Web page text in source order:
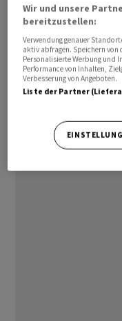
Der YouTube-CEO
Anspruch seiner
zu erzählen», die
«nutzergenerierte
die Staats- und
grosse Reichweite
Wir und unsere
bereitzustellen:
Verwendung genauer
aktiv abfragen. Speichern
Personalisierte Werbung und
Performance von Inhalten,
Verbesserung von Angeboten.
Liste der Partner